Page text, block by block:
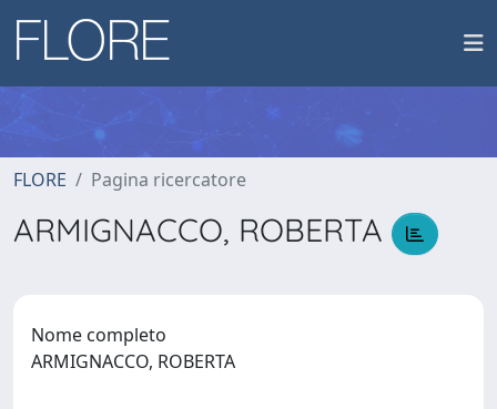
FLORE Pagina ricercatore
ARMIGNACCO, ROBERTA
Nome completo
ARMIGNACCO, ROBERTA